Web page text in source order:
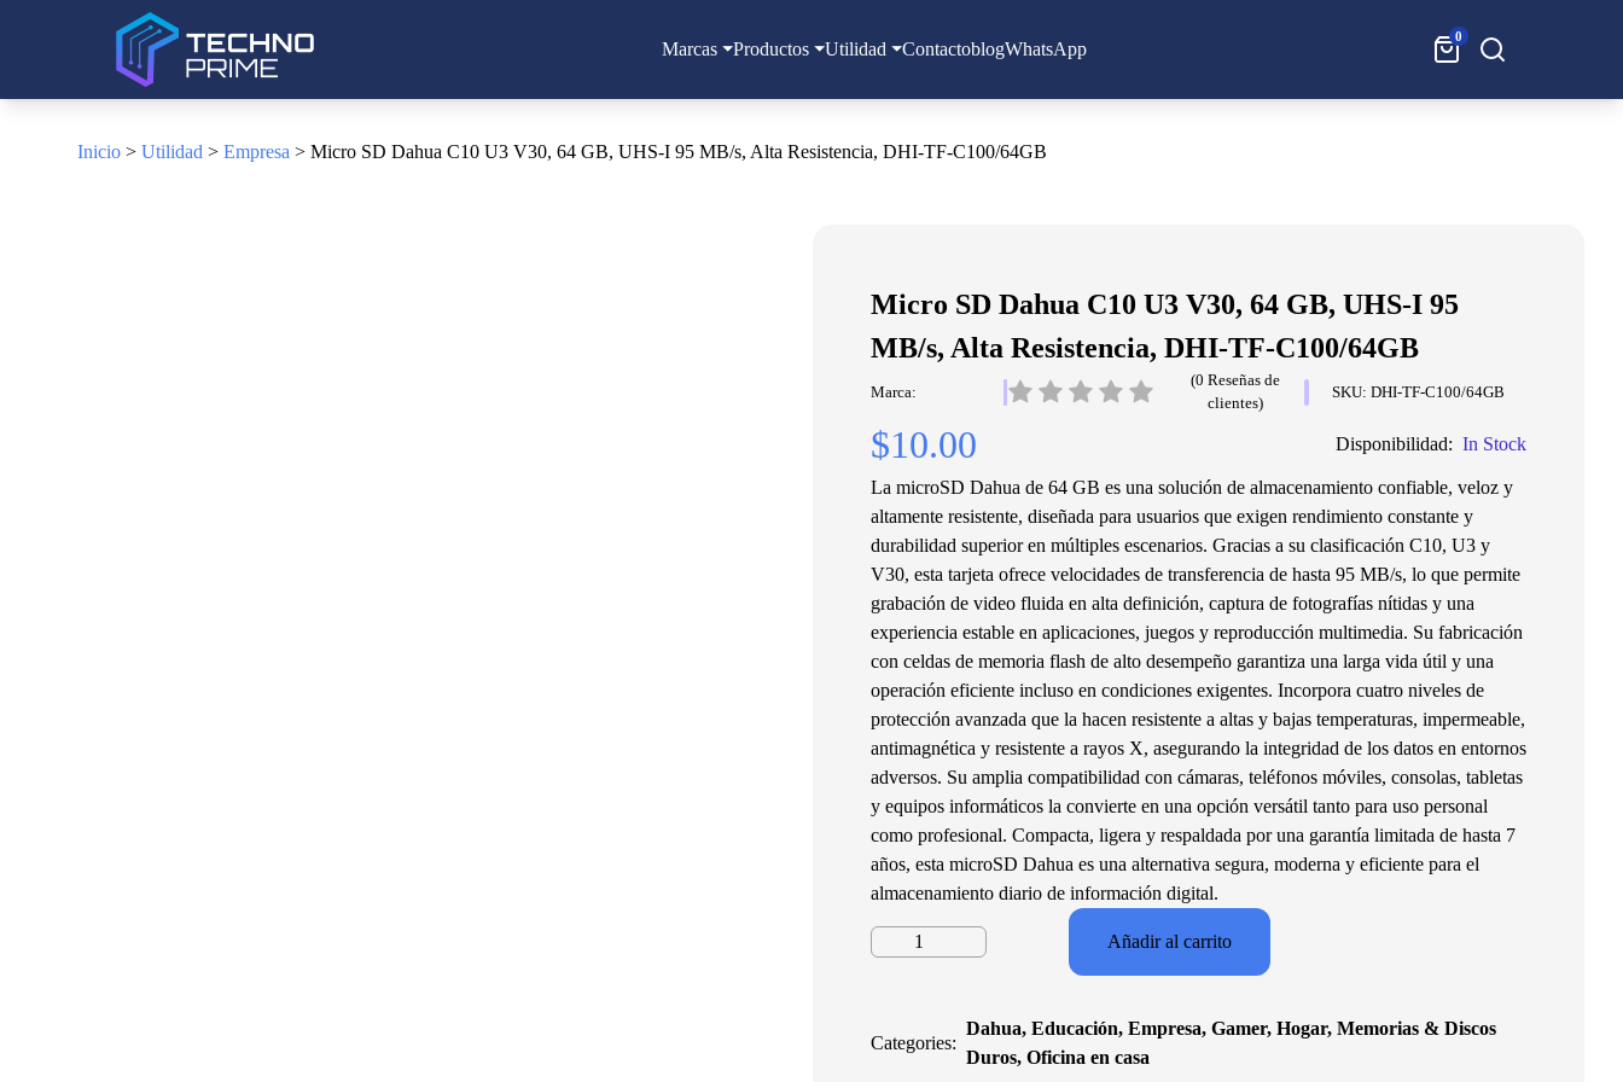
Marcas Productos Utilidad ContactoblogWhatsApp
0
Buscar:
Inicio > Utilidad > Empresa > Micro SD Dahua C10 U3 V30, 64 GB, UHS-I 95 MB/s, Alta Resistencia, DHI-TF-C100/64GB
Micro SD Dahua C10 U3 V30, 64 GB, UHS-I 95
MB/s, Alta Resistencia, DHI-TF-C100/64GB
Marca:
(0 Reseñas de
clientes)
SKU: DHI-TF-C100/64GB
$10.00 Disponibilidad: In Stock
La microSD Dahua de 64 GB es una solución de almacenamiento confiable, veloz y
altamente resistente, diseñada para usuarios que exigen rendimiento constante y
durabilidad superior en múltiples escenarios. Gracias a su clasificación C10, U3 y
V30, esta tarjeta ofrece velocidades de transferencia de hasta 95 MB/s, lo que permite
grabación de video fluida en alta definición, captura de fotografías nítidas y una
experiencia estable en aplicaciones, juegos y reproducción multimedia. Su fabricación
con celdas de memoria flash de alto desempeño garantiza una larga vida útil y una
operación eficiente incluso en condiciones exigentes. Incorpora cuatro niveles de
protección avanzada que la hacen resistente a altas y bajas temperaturas, impermeable,
antimagnética y resistente a rayos X, asegurando la integridad de los datos en entornos
adversos. Su amplia compatibilidad con cámaras, teléfonos móviles, consolas, tabletas
y equipos informáticos la convierte en una opción versátil tanto para uso personal
como profesional. Compacta, ligera y respaldada por una garantía limitada de hasta 7
años, esta microSD Dahua es una alternativa segura, moderna y eficiente para el
almacenamiento diario de información digital.
U3
Añadir al carrito
Categories:
Dahua, Educación, Empresa, Gamer, Hogar, Memorias & Discos
Duros, Oficina en casa